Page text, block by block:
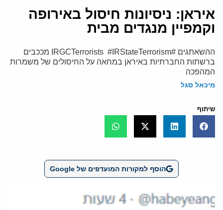
איראן: ניסיונות חיסול באירופה
וקמפיין מנגדים מבית
ההשאתגים #IRGCTerrorists #IRStateTerrorism מככבים
ברשתות החברתיות באיראן במחאה על החיסולים של משמרות
המהפכה
מיכאל סגל
שיתוף
הוסף למקורות המועדפים של Google